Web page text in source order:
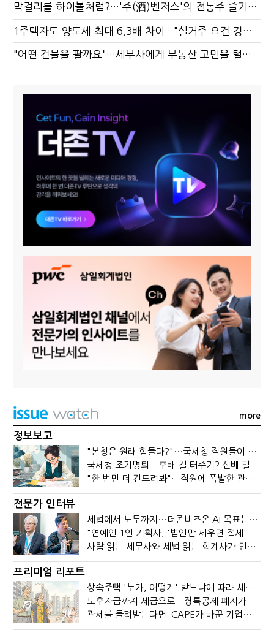
막걸리를 하이볼처럼?…'주(酒)벤저스'의 전통주 즐기는 법
1주택자도 양도세 최대 6.3배 차이…"실거주 요건 강화하자"
"어떤 건물을 팔까요"…세무사에게 부동산 고민을 털어놓는 이유
more
정보보고
"본청은 원래 힘들다?"…국세청 직원들이 떠나는 이유
국세청 조기명퇴…후배 길 터주기? 선배 밀어내기?
"한 번만 더 건드려봐"…직원에 폭발한 관세청장, 왜?
전문가 인터뷰
세법에서 노무까지…더존비즈온 AI 목표는 '전문가의 시간'
"연예인 1인 기획사, '법인만 세우면 절세' 시대 끝났다"
사람 읽는 세무사와 세법 읽는 회계사가 만나면?
프리미엄 리포트
상속주택 '누가, 어떻게' 받느냐에 따라 세금이 달라진다
노후자금까지 세금으로…장특공제 폐지가 부를 조세의 역설
관세를 돌려받는다면: CAPE가 바꾼 기업의 현금흐름